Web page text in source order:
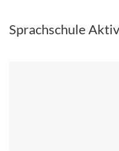
Sprachschule